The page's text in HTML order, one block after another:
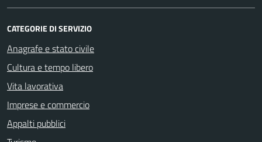
CATEGORIE DI SERVIZIO
Anagrafe e stato civile
Cultura e tempo libero
Vita lavorativa
Imprese e commercio
Appalti pubblici